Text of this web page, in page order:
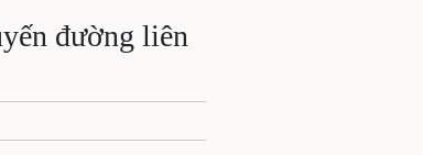
THỂ THAO THÔNG TIN - QUẢNG CÁO
đường liên